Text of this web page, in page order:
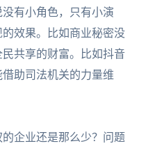
有小角色，只有小演
效果。比如商业秘密没
共享的财富。比如抖音
助司法机关的力量维
企业还是那么少？问题